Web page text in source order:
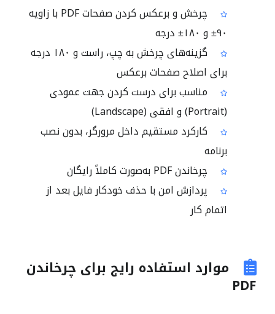
چرخش و برعکس کردن صفحات PDF با زاویه
۹۰± و ۱۸۰± درجه
گزینه‌های چرخش به چپ، راست و ۱۸۰ درجه
برای اصلاح صفحات برعکس
مناسب برای درست کردن جهت عمودی
(Portrait) و افقی (Landscape)
کارکرد مستقیم داخل مرورگر، بدون نصب
برنامه
چرخاندن PDF به‌صورت کاملاً رایگان
پردازش امن با حذف خودکار فایل بعد از
اتمام کار
موارد استفاده رایج برای چرخاندن
PDF